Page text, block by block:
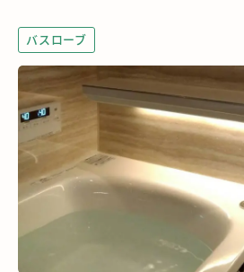
バスローブ